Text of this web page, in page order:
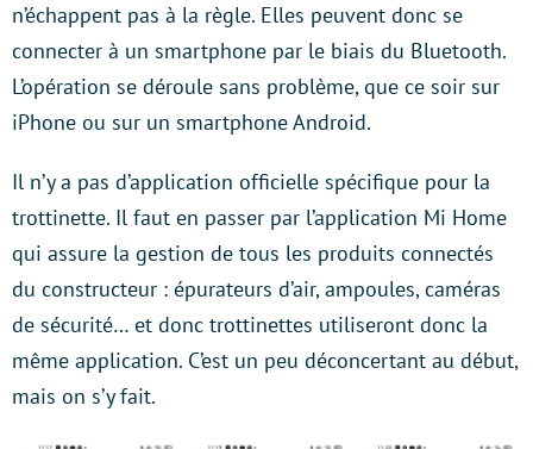
n’échappent pas à la règle. Elles peuvent donc se
connecter à un smartphone par le biais du Bluetooth.
L’opération se déroule sans problème, que ce soir sur
iPhone ou sur un smartphone Android.
Il n’y a pas d’application officielle spécifique pour la
trottinette. Il faut en passer par l’application Mi Home
qui assure la gestion de tous les produits connectés
du constructeur : épurateurs d’air, ampoules, caméras
de sécurité… et donc trottinettes utiliseront donc la
même application. C’est un peu déconcertant au début,
mais on s’y fait.